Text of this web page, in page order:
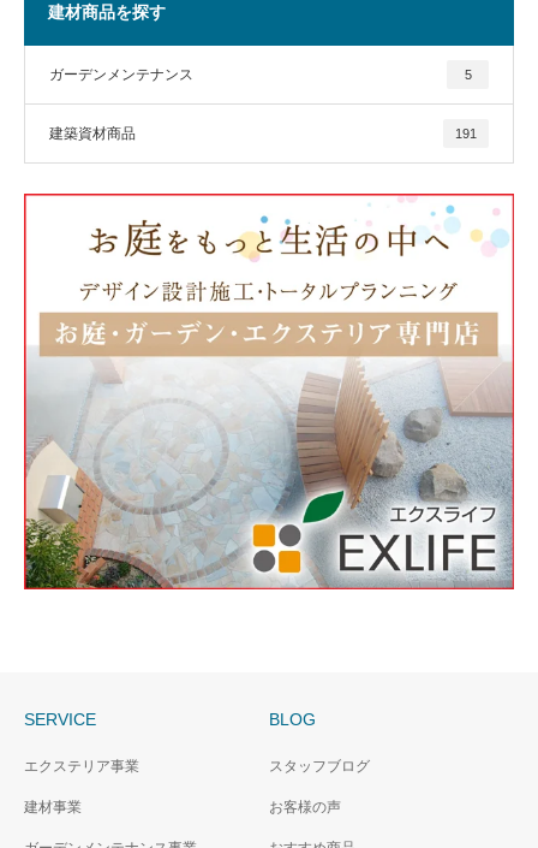
建材商品を探す
ガーデンメンテナンス 5
建築資材商品 191
SERVICE
エクステリア事業
建材事業
BLOG
スタッフブログ
お客様の声